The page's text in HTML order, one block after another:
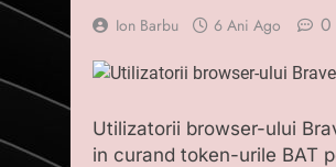
Ion Barbu 6 Ani Ago 0
Utilizatorii browser-ului
in curand token-urile BAT